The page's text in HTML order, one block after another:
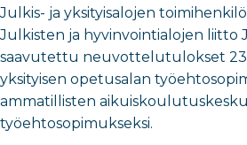
Julkis- ja yksityisalojen
Julkisten ja hyvinvointialojen liitto
saavutettu neuvottelutulokset
yksityisen opetusalan
ammatillisten
työehtosopimukseksi.